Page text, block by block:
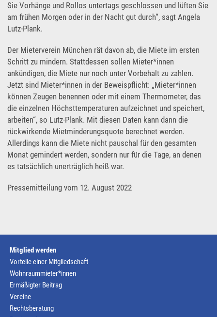
Sie Vorhänge und Rollos untertags geschlossen und lüften Sie
am frühen Morgen oder in der Nacht gut durch“, sagt Angela
Lutz-Plank.
Der Mieterverein München rät davon ab, die Miete im ersten
Schritt zu mindern. Stattdessen sollen Mieter*innen
ankündigen, die Miete nur noch unter Vorbehalt zu zahlen.
Jetzt sind Mieter*innen in der Beweispflicht: „Mieter*innen
können Zeugen benennen oder mit einem Thermometer, das
die einzelnen Höchsttemperaturen aufzeichnet und speichert,
arbeiten“, so Lutz-Plank. Mit diesen Daten kann dann die
rückwirkende Mietminderungsquote berechnet werden.
Allerdings kann die Miete nicht pauschal für den gesamten
Monat gemindert werden, sondern nur für die Tage, an denen
es tatsächlich unerträglich heiß war.
Pressemitteilung vom 12. August 2022
Mitglied werden
Vorteile einer Mitgliedschaft
Wohnraummieter*innen
Ermäßigter Beitrag
Vereine
Rechtsberatung